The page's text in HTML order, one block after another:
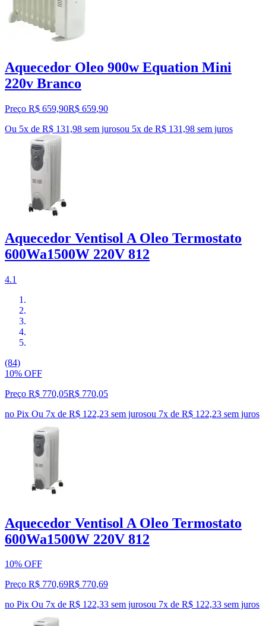
Aquecedor Oleo 900w Equation Mini
220v Branco
Preço R$ 659,90R$ 659,90
Ou 5x de R$ 131,98 sem jurosou 5x de R$ 131,98 sem juros
Aquecedor Ventisol A Oleo Termostato
600Wa1500W 220V 812
4.1
(84)
10% OFF
Preço R$ 770,05R$ 770,05
no Pix Ou 7x de R$ 122,23 sem jurosou 7x de R$ 122,23 sem juros
Aquecedor Ventisol A Oleo Termostato
600Wa1500W 220V 812
10% OFF
Preço R$ 770,69R$ 770,69
no Pix Ou 7x de R$ 122,33 sem jurosou 7x de R$ 122,33 sem juros